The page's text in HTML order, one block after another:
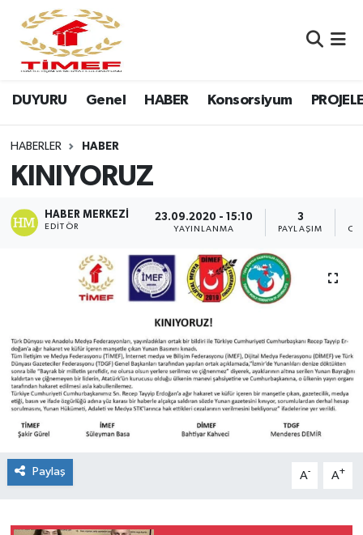
DUYURU Genel HABER Konsorsiyum
HABERLER HABER
KINIYORUZ
HABER MERKEZI
EDITÖR
23.09.2020 - 15:10
YAYINLANMA
3
PAYLAŞIM
Paylaş A- A+
Anasayfa Kutu
Anasayfa Manşet
Canlı Yayın
DUYURU
Erasmus
GALERİ
HABER
Konsorsiyum
PROJECTS
PROJELER
Nöbetçi Eczaneler
Hava Durumu
Namaz Vakitleri
Trafik Durumu
Süper Lig Puan Durumu ve Fikstür
Tüm Manşetler
Haber Arşivi